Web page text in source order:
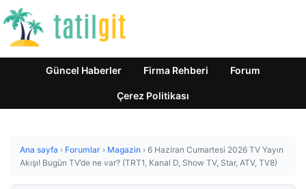
Güncel Haberler Firma Rehberi Forum
Çerez Politikası
Ana sayfa › Forumlar › Magazin › 6 Haziran Cumartesi 2026 TV Yayın
Akışı! Bugün TV’de ne var? (TRT1, Kanal D, Show TV, Star, ATV, TV8)